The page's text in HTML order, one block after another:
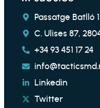
Passatge Batlló
C. Ulises 87,
+34 93 451 17 24
Linkedin
Twitter